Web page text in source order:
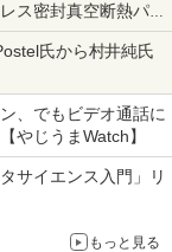
ス密封真空断熱パネ
氏から村井純氏
、でもビデオ通話に
やじうまWatch】
サイエンス入門」リ
もっと見る